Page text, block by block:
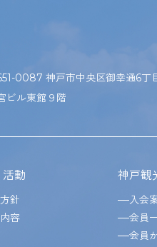
0087 神戸市中央区御幸通6丁
ビル東館９階
活動
針
容
神戸観
入会
会員
会員